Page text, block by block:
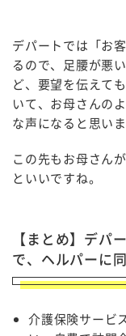
デパートでは「お
るので、足腰が悪
ど、要望を伝えて
いて、お母さんの
な声になると思いま
この先もお母さん
といいですね。
【まとめ】デパ
で、ヘルパーに
介護保険サービ